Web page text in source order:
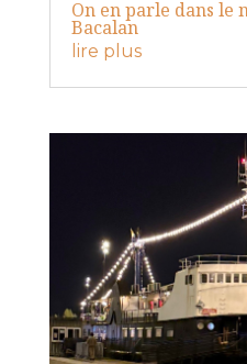
On en parle dans le
Bacalan
lire plus